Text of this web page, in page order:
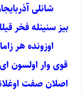
شانلی آذربایجان!
سنینله فخر قیللیق یئر
اوزونده هر زامان.
وار اولسون ای وطن،
صفت اوغلانلارین!